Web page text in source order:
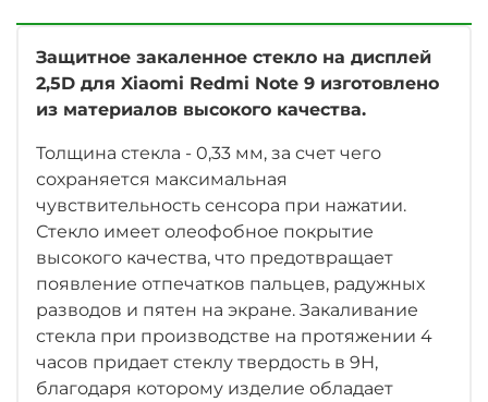
Защитное закаленное стекло на дисплей
2,5D для Xiaomi Redmi Note 9 изготовлено
из материалов высокого качества.
Толщина стекла - 0,33 мм, за счет чего
сохраняется максимальная
чувствительность сенсора при нажатии.
Стекло имеет олеофобное покрытие
высокого качества, что предотвращает
появление отпечатков пальцев, радужных
разводов и пятен на экране. Закаливание
стекла при производстве на протяжении 4
часов придает стеклу твердость в 9Н,
благодаря которому изделие обладает